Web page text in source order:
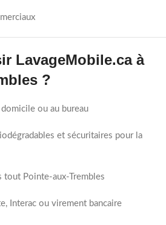
LavageMobile.ca à
?
ou au bureau
et sécuritaires pour la
tout Pointe-aux-Trembles
Interac ou virement bancaire